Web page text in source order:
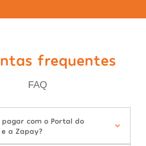
frequentes
FAQ
pagar com o Portal do
a Zapay?